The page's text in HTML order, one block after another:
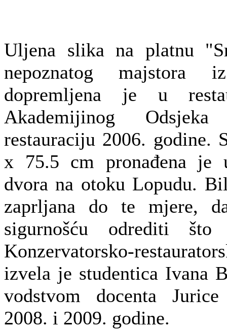
Uljena slika na platnu
nepoznatog majstora
dopremljena je u
Akademijinog
restauraciju 2006. godine.
x 75.5 cm pronađena je
dvora na otoku Lopudu.
zaprljana do te mjere,
sigurnošću odrediti
Konzervatorsko-
izvela je studentica Ivana
vodstvom docenta
2008. i 2009. godine.